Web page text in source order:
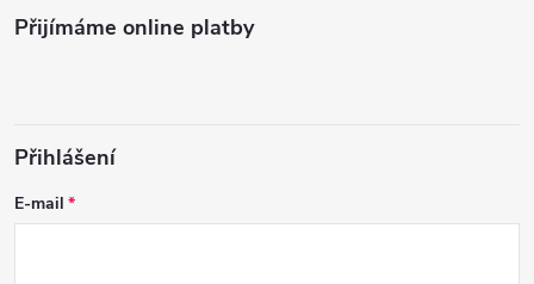
Přijímáme online platby
Přihlášení
E-mail